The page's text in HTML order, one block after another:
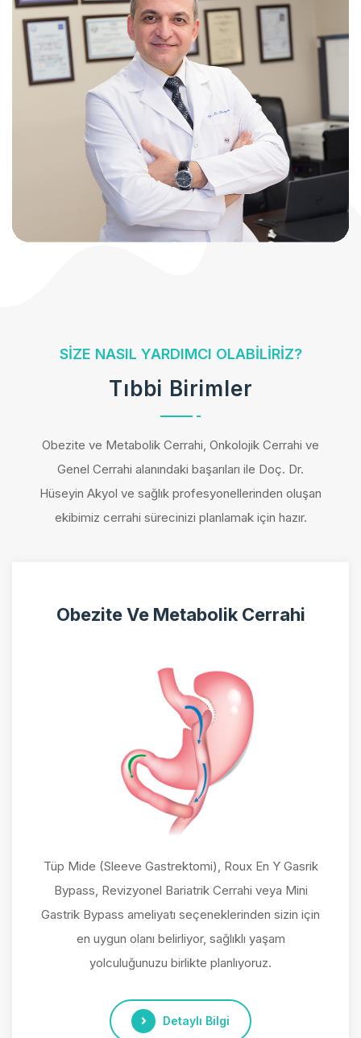
SIZE NASIL YARDIMCI OLABILIRIZ?
Tıbbi Birimler
Obezite ve Metabolik Cerrahi, Onkolojik Cerrahi ve
Genel Cerrahi alanındaki başarıları ile Doç. Dr.
Hüseyin Akyol ve sağlık profesyonellerinden oluşan
ekibimiz cerrahi sürecinizi planlamak için hazır.
Obezite Ve Metabolik Cerrahi
Tüp Mide (Sleeve Gastrektomi), Roux En Y Gasrik
Bypass, Revizyonel Bariatrik Cerrahi veya Mini
Gastrik Bypass ameliyatı seçeneklerinden sizin için
en uygun olanı belirliyor, sağlıklı yaşam
yolculuğunuzu birlikte planlıyoruz.
Detaylı Bilgi